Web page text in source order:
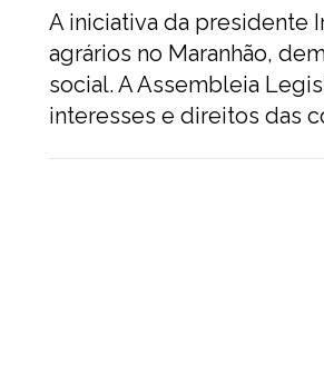
A iniciativa da presidente
agrários no Maranhão,
social. A Assembleia
interesses e direitos das